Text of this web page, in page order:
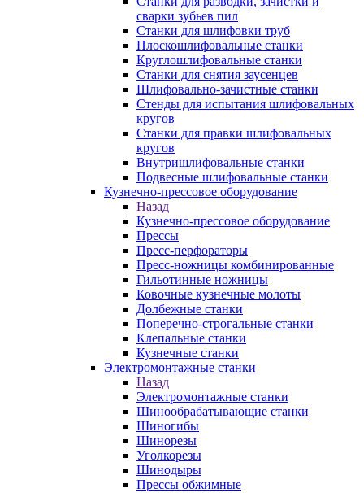
сварки зубьев пил
Станки для шлифовки труб
Плоскошлифовальные станки
Круглошлифовальные станки
Станки для снятия заусенцев
Шлифовально-зачистные станки
Стенды для испытания шлифовальных
кругов
Станки для правки шлифовальных
кругов
Внутришлифовальные станки
Подвесные шлифовальные станки
Кузнечно-прессовое оборудование
Назад
Кузнечно-прессовое оборудование
Прессы
Пресс-перфораторы
Пресс-ножницы комбинированные
Гильотинные ножницы
Ковочные кузнечные молоты
Долбежные станки
Поперечно-строгальные станки
Клепальные станки
Кузнечные станки
Электромонтажные станки
Назад
Электромонтажные станки
Шинообрабатывающие станки
Шиногибы
Шинорезы
Уголкорезы
Шинодыры
Прессы обжимные